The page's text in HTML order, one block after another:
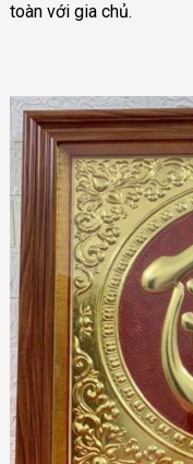
toàn với gia chủ.